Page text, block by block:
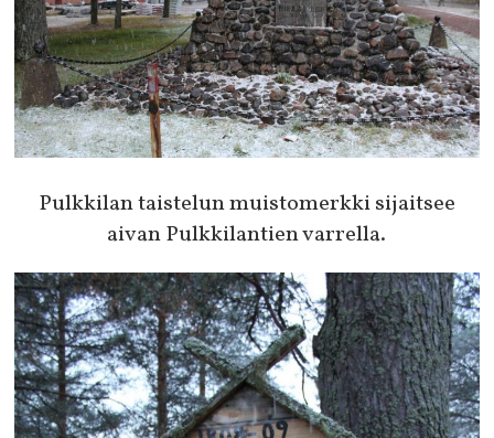
Pulkkilan taistelun muistomerkki sijaitsee
aivan Pulkkilantien varrella.